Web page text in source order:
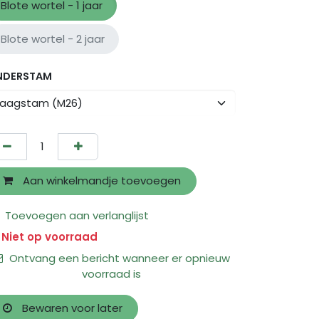
Blote wortel - 1 jaar
Blote wortel - 2 jaar
Aan winkelmandje toevoegen
Toevoegen aan verlanglijst
op voorraad
Ontvang een bericht wanneer er opnieuw
voorraad is
Bewaren voor later